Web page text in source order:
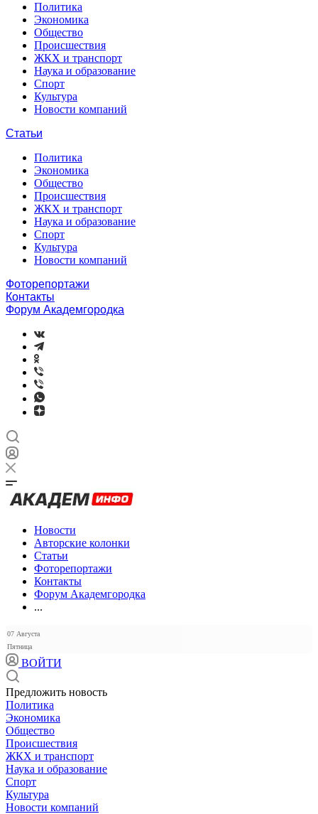
Политика
Экономика
Общество
Происшествия
ЖКХ и транспорт
Наука и образование
Спорт
Культура
Новости компаний
Статьи
Политика
Экономика
Общество
Происшествия
ЖКХ и транспорт
Наука и образование
Спорт
Культура
Новости компаний
Фоторепортажи
Контакты
Форум Академгородка
Новости
Авторские колонки
Статьи
Фоторепортажи
Контакты
Форум Академгородка
...
07 Августа
Пятница
ВОЙТИ
Предложить новость
Политика
Экономика
Общество
Происшествия
ЖКХ и транспорт
Наука и образование
Спорт
Культура
Новости компаний